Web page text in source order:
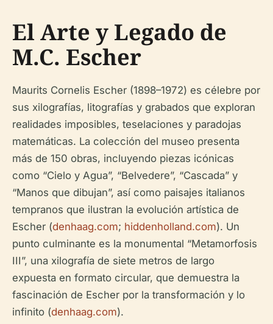
El Arte y Legado de
M.C. Escher
Maurits Cornelis Escher (1898–1972) es célebre por
sus xilografías, litografías y grabados que exploran
realidades imposibles, teselaciones y paradojas
matemáticas. La colección del museo presenta
más de 150 obras, incluyendo piezas icónicas
como “Cielo y Agua”, “Belvedere”, “Cascada” y
“Manos que dibujan”, así como paisajes italianos
tempranos que ilustran la evolución artística de
Escher (denhaag.com; hiddenholland.com). Un
punto culminante es la monumental “Metamorfosis
III”, una xilografía de siete metros de largo
expuesta en formato circular, que demuestra la
fascinación de Escher por la transformación y lo
infinito (denhaag.com).